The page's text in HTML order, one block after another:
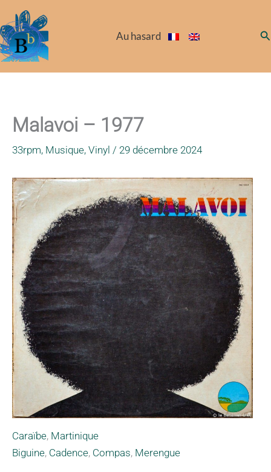
au
contenu
Au hasard
Malavoi – 1977
33rpm, Musique, Vinyl / 29 décembre 2024
Caraïbe, Martinique
Biguine, Cadence, Compas, Merengue